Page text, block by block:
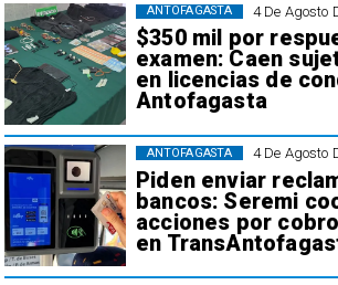
4 De Agosto
$350 mil por
examen: Caen
en licencias de
Antofagasta
ANTOFAGASTA
4 De Agosto
Piden enviar
bancos: Seremi
acciones por
en
ANTOFAGASTA